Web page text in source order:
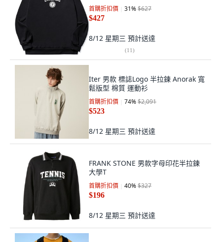
首購折扣價 31%$627
$427
8/12 星期三 預計送達
(11)
Iter 男款 標誌Logo 半拉鍊 Anorak 寬
鬆版型 棉質 運動衫
首購折扣價 74%$2,091
$523
8/12 星期三 預計送達
FRANK STONE 男款字母印花半拉鍊
大學T
首購折扣價 40%$327
$196
8/12 星期三 預計送達